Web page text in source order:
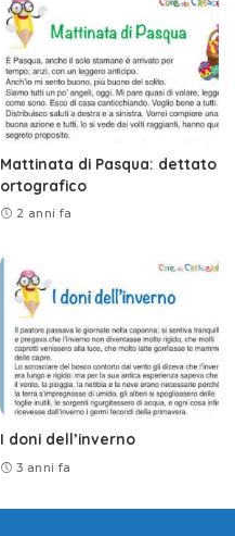
Mattinata di Pasqua: dettato
ortografico
2 anni fa
I doni dell’inverno
3 anni fa